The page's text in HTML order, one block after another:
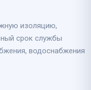
изоляцию,
срок службы
водоснабжения